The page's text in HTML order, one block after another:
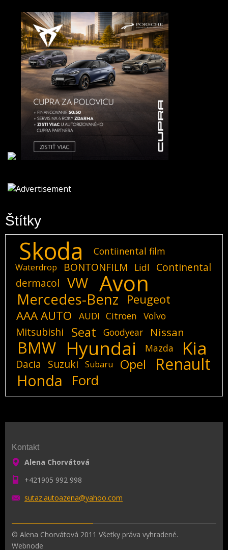
Štítky
Skoda Contiinental film
Waterdrop BONTONFILM Lidl
Continental
dermacol
VW Avon
Mercedes-Benz
Peugeot
AAA AUTO
AUDI Citroen Volvo
Mitsubishi Seat Goodyear Nissan
BMW Hyundai Mazda Kia
Dacia Suzuki Subaru Opel Renault
Honda Ford
Kontakt
Alena Chorvátová
+421905 992 998
sutaz.autoazena@yahoo.com
© Alena Chorvátová 2011 Všetky práva vyhradené.
Webnode